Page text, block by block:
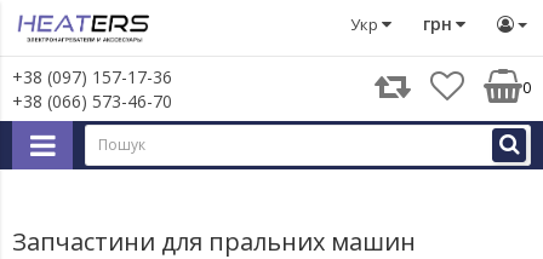
грн
Укр
+38 (097) 157-17-36
+38 (066) 573-46-70
0
Запчастини для великої побутової техніки Запчастини
Запчастини для пральних машин